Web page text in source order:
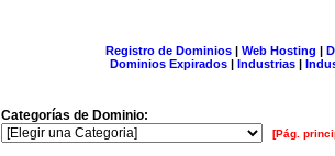
Registro de Dominios| Web Hosting |
Dominios Expirados | Industrias |
Categorías de Dominio:
[Pág.